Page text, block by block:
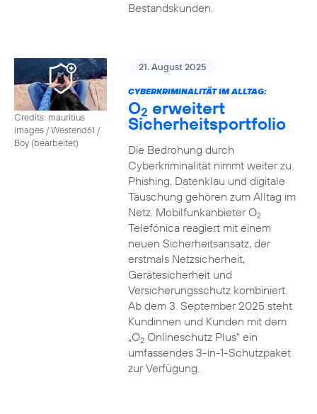
Bestandskunden.
Credits: mauritius
images / Westend61 /
Boy (bearbeitet)
21. August 2025
CYBERKRIMINALITÄT IM ALLTAG:
O2 erweitert
Sicherheitsportfolio
Die Bedrohung durch
Cyberkriminalität nimmt weiter zu.
Phishing, Datenklau und digitale
Täuschung gehören zum Alltag im
Netz. Mobilfunkanbieter O2
Telefónica reagiert mit einem
neuen Sicherheitsansatz, der
erstmals Netzsicherheit,
Gerätesicherheit und
Versicherungsschutz kombiniert.
Ab dem 3. September 2025 steht
Kundinnen und Kunden mit dem
„O2Onlineschutz Plus“ ein
umfassendes 3-in-1-Schutzpaket
zur Verfügung.